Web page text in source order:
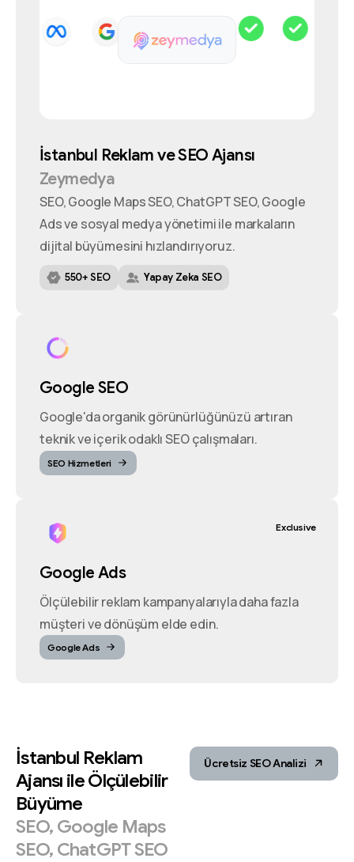
İstanbul ReklamveSEOAjansı
Zeymedya
SEO, Google Maps SEO, ChatGPT SEO, Google
Ads ve sosyal medya yönetimi ile markaların
dijital büyümesini hızlandırıyoruz.
550+ SEO Yapay Zeka SEO
Google SEO
Google'da organik görünürlüğünüzü artıran
teknik ve içerik odaklı SEO çalışmaları.
SEO Hizmetleri
Google Ads
Ölçülebilir reklam kampanyalarıyla daha fazla
müşteri ve dönüşüm elde edin.
Google Ads
Exclusive
İstanbul Reklam
Ajansı ileÖlçülebilir
Büyüme
SEO, Google Maps
SEO, ChatGPTSEO
Ücretsiz SEO Analizi